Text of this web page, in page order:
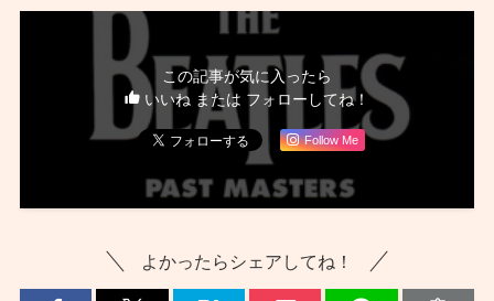
この記事が気に入ったら
いいね または フォローしてね！
Follow Me
よかったらシェアしてね！